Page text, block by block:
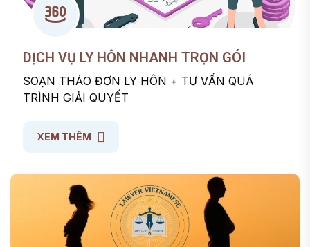
DỊCH VỤ LY HÔN NHANH TRỌN GÓI
SOẠN THẢO ĐƠN LY HÔN + TƯ VẤN QUÁ
TRÌNH GIẢI QUYẾT
XEM THÊM